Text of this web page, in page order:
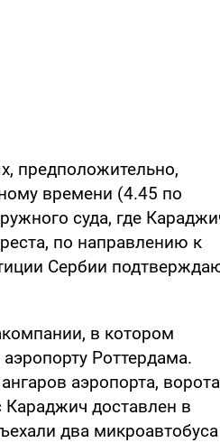
предположительно,
времени (4.45 по
суда, где
по направлению к
Сербии
в котором
Роттердама.
аэропорта, ворота
Караджич доставлен в
два микроавтобуса